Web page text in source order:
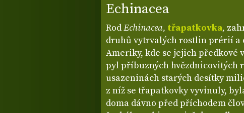
Echinacea
RodEchinacea, třapatkovka,
druhů vytrvalých rostlin prérií a
Ameriky, kde se jejich
pyl příbuzných hvězdnicovitých
usazeninách starých desítky
z níž se třapatkovky vyvinuly,
doma dávno před příchodem